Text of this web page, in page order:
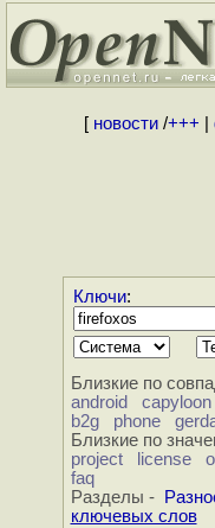
[ новости/+++
Ключи:
Близкие по
android
capyloon
b2g
phone
Близкие по
project
license
faq
Разделы -
ключевых слов